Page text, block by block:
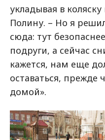
укладывая в
Полину. – Но я
сюда: тут
подруги, а сейчас
кажется, нам еще
оставаться,
домой».